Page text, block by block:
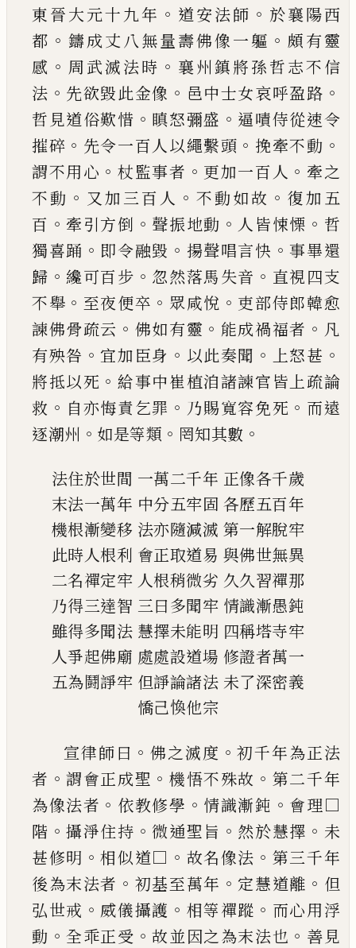
東晉大元十九年 。 道安法師 。 於襄陽西
都 。 鑄成丈八無量壽佛像一軀 。 頗有靈
感 。 周武滅法時 。 襄州鎮將孫哲志不信
法 。 先欲毀此金像 。 邑中士女哀呼盈路 。
哲見道俗歎惜 。 瞋怒彌盛 。 逼嘖侍從速令
摧碎 。 先令一百人以繩繫頭 。 挽牽不動 。
謂不用心 。杖監事者 。 更加一百人 。 牽之
不動 。 又加三百人 。 不動如故 。 復加五
百 。 牽引方倒 。 聲振地動 。 人皆悚慄 。 哲
獨喜踊 。 即令融毀 。 揚聲唱言快 。事畢還
歸 。 纔可百步 。 忽然落馬失音 。 直視四支
不舉 。 至夜便卒 。 眾咸悅 。 吏部侍郎韓愈
諫佛骨疏云 。 佛如有靈 。 能成禍福者 。 凡
有殃咎 。 宜加臣身 。 以此奏聞 。 上怒甚 。
將抵以死 。給事中崔植洎諸諫官皆上疏論
救 。 自亦悔責乞罪 。 乃賜寬容免死 。 而遠
逐潮州 。 如是等類 。 罔知其數 。
法住於世間 一萬二千年 正像各千歲
末法一萬年 中分五牢固 各歷五百年
機根漸變移 法亦隨減滅 第一解脫牢
此時人根利 會正取道易 與佛世無異
二名禪定牢 人根稍微劣 久久習禪那
乃得三達智 三曰多聞牢 情識漸愚鈍
雖得多聞法 慧擇未能明 四稱塔寺牢
人爭起佛廟 處處設道場 修證者萬一
五為鬪諍牢 但諍論諸法 未了深密義
憍己愌他宗
宣律師曰 。佛之滅度 。初千年為正法
者 。謂會正成聖 。 機悟不殊故 。 第二千年
為像法者 。 依教修學 。 情識漸鈍 。 會理□
階 。攝淨住持 。 微通聖旨 。 然於慧擇 。 未
甚修明 。相似道□ 。 故名像法 。 第三千年
後為末法者 。 初基至萬年 。 定慧道離 。 但
弘世戒 。 威儀攝護 。 相等禪蹤 。 而心用浮
動 。全乖正受 。故並因之為末法也 。 善見